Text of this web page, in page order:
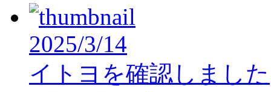
2025/3/14
イトヨを確認しました